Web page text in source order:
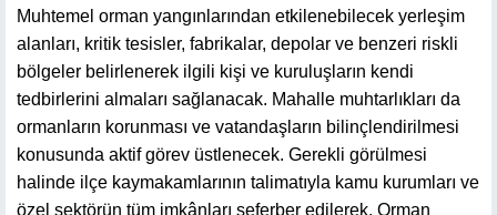
Muhtemel orman yangınlarından etkilenebilecek yerleşim
alanları, kritik tesisler, fabrikalar, depolar ve benzeri riskli
bölgeler belirlenerek ilgili kişi ve kuruluşların kendi
tedbirlerini almaları sağlanacak. Mahalle muhtarlıkları da
ormanların korunması ve vatandaşların bilinçlendirilmesi
konusunda aktif görev üstlenecek. Gerekli görülmesi
halinde ilçe kaymakamlarının talimatıyla kamu kurumları ve
özel sektörün tüm imkânları seferber edilerek, Orman